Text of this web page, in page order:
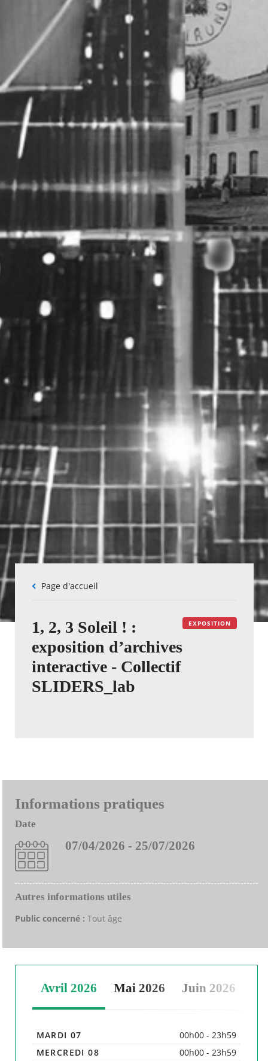
Fil
Page d'accueil
EXPOSITION
1, 2, 3 Soleil ! :
exposition d’archives
interactive - Collectif
SLIDERS_lab
Informations pratiques
Date
07/04/2026 - 25/07/2026
Autres informations utiles
Public concerné : Tout âge
Avril 2026 Mai 2026 Juin 2026
MARDI 07
00h00 - 23h59
MERCREDI 08
00h00 - 23h59